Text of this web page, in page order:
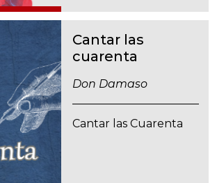
Cantar las
cuarenta
Don Damaso
Cantar las Cuarenta